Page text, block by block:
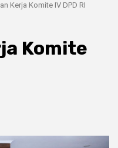
Kerja Komite IV DPD RI
Komite